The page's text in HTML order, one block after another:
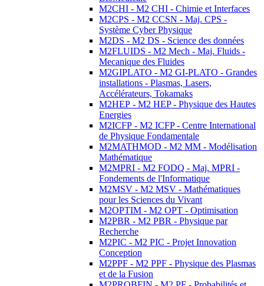
M2CHI - M2 CHI - Chimie et Interfaces
M2CPS - M2 CCSN - Maj. CPS -
Système Cyber Physique
M2DS - M2 DS - Science des données
M2FLUIDS - M2 Mech - Maj. Fluids -
Mecanique des Fluides
M2GIPLATO - M2 GI-PLATO - Grandes
installations - Plasmas, Lasers,
Accélérateurs, Tokamaks
M2HEP - M2 HEP - Physique des Hautes
Energies
M2ICFP - M2 ICFP - Centre International
de Physique Fondamentale
M2MATHMOD - M2 MM - Modélisation
Mathématique
M2MPRI - M2 FODQ - Maj. MPRI -
Fondements de l'Informatique
M2MSV - M2 MSV - Mathématiques
pour les Sciences du Vivant
M2OPTIM - M2 OPT - Optimisation
M2PBR - M2 PBR - Physique par
Recherche
M2PIC - M2 PIC - Projet Innovation
Conception
M2PPF - M2 PPF - Physique des Plasmas
et de la Fusion